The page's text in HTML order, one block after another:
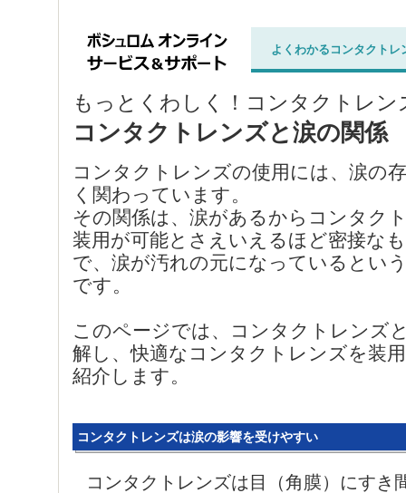
よくわかるコンタクトレ
もっとくわしく！コンタクトレン
コンタクトレンズと涙の関係
コンタクトレンズの使用には、涙の
く関わっています。
その関係は、涙があるからコンタク
装用が可能とさえいえるほど密接な
で、涙が汚れの元になっているとい
です。
このページでは、コンタクトレンズ
解し、快適なコンタクトレンズを装
紹介します。
コンタクトレンズは涙の影響を受けやすい
コンタクトレンズは目（角膜）にすき